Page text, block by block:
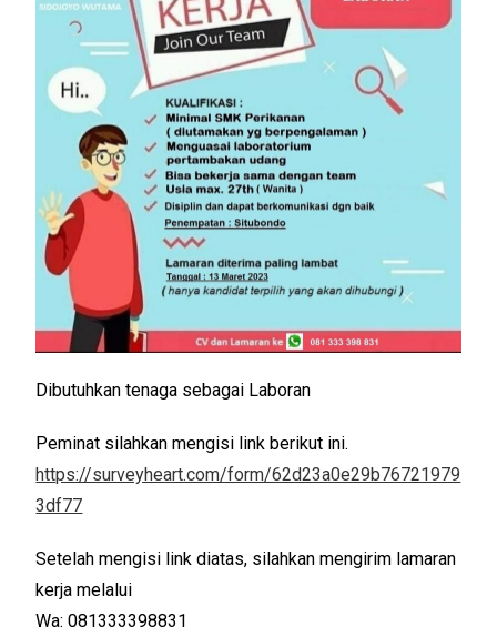
Dibutuhkan tenaga sebagai Laboran
Peminat silahkan mengisi link berikut ini.
https://surveyheart.com/form/62d23a0e29b76721979
3df77
Setelah mengisi link diatas, silahkan mengirim lamaran
kerja melalui
Wa: 081333398831